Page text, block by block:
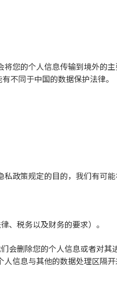
您的个人信息传输到境外的
不同于中国的数据保护法律。
政策规定的目的，我们有可能
、税务以及财务的要求）。
会删除您的个人信息或者对其
信息与其他的数据处理区隔开